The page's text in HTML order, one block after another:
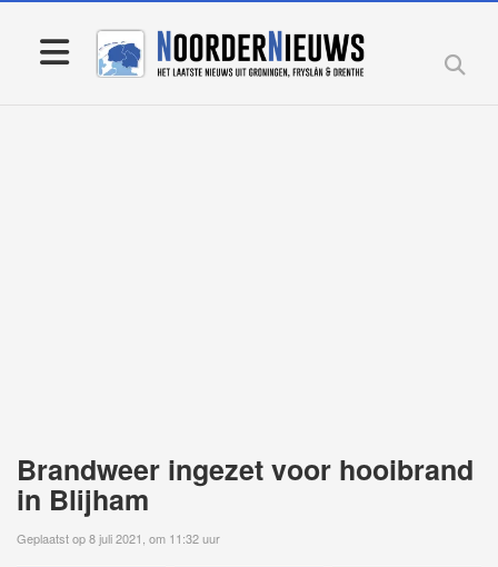
Brandweer ingezet voor hooibrand
in Blijham
Geplaatst op 8 juli 2021, om 11:32 uur